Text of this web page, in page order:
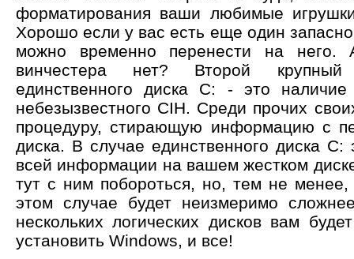
форматирования ваши любимые
Хорошо если у вас есть еще один
можно временно перенести на него.
винчестера нет? Второй крупный
единственного диска C: - это
небезызвестного CIH. Среди прочих
процедуру, стирающую информацию с
диска. В случае единственного диска C:
всей информации на вашем жестком
тут с ним побороться, но, тем не
этом случае будет неизмеримо
нескольких логических дисков вам
установить Windows, и все!